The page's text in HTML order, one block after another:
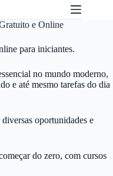
e Online
para iniciantes.
no mundo moderno,
e até mesmo tarefas do dia
oportunidades e
do zero, com cursos